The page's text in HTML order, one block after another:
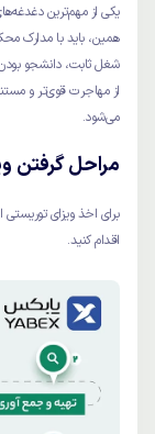
یکی از مهم‌ترین
همین، باید با مدارک
شغل ثابت، دانشجو
از مهاجرت قوی‌تر و
می‌شود.
مراحل گرفتن
برای اخذ ویزای
اقدام کنید.